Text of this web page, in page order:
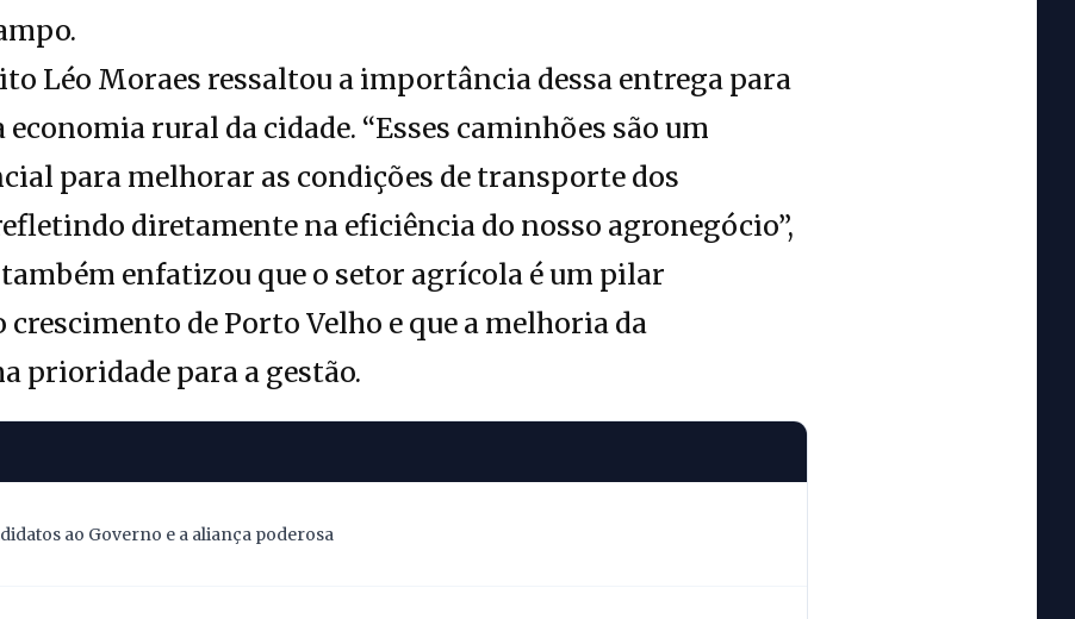
Léo Moraes ressaltou a importância dessa entrega para
rural da cidade. “Esses caminhões são um
para melhorar as condições de transporte dos
diretamente na eficiência do nosso agronegócio”,
enfatizou que o setor agrícola é um pilar
de Porto Velho e que a melhoria da
prioridade para a gestão.
ao Governo e a aliança poderosa